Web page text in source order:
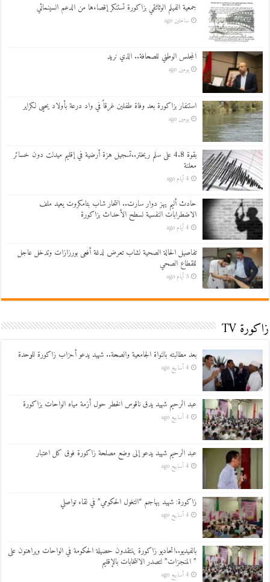
جمعية الفيلم الوثائقي بزاكورة تستنكر إقصاءها من الدعم السينمائي
ساعتين ago
المجلس الوطني للصحافة.. الذي نريد
يومين ago
استنفار بزاكورة بعد وفاة طفلين غرقاً في واد درعة بأولاد يحيى لكراير
يومين ago
بقوة 4.8 على سلم ريختر..تسجيل هزة أرضية في إقليم ميدلت دون خسائر
معلنة
4 أيام ago
حادث أليم يهز دوار سارت.. انتحار شاب بتامكروت يعيد ملف
الاضطرابات النفسية لسطح الأحداث بزاكورة
4 أيام ago
تفاصيل الحالة الصحية لشاب تعرض لدغة أفعى بورزازات وتدخل عاجل
للقطاع الصحي
5 أيام ago
زاكورة TV
بعد مطالبته بالنواة الجامعية والصحة.. شهيد يدعو أحزاب زاكورة للوحدة
4 أسابيع ago
عبد الرحيم شهيد يدق ناقوس الخطر حول أزمة مياه الواحات بزاكورة
4 أسابيع ago
عبد الرحيم شهيد يدعو إلى وضع مصلحة زاكورة فوق كل اعتبار
4 أسابيع ago
زاكورة: شهيد يهاجم “التغول الحكومي” في لقاء تواصلي
4 أسابيع ago
بالفيديو..اتحاديو زاكورة ينتقدون حصيلة الحكومة في الواحات ويراهنون على
” المنجزات” لتصدر الانتخابات بالإقليم
4 أسابيع ago